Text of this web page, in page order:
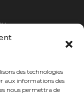
des technologies
aux informations des
nous permettra de